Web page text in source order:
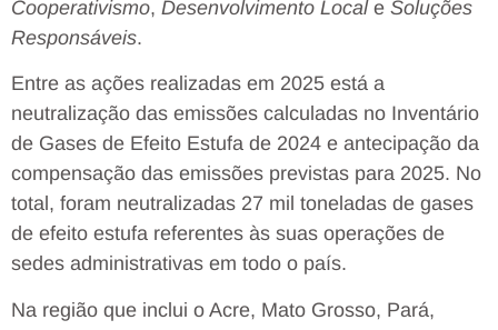
Cooperativismo, Desenvolvimento Local e Soluções
Responsáveis.
Entre as ações realizadas em 2025 está a
neutralização das emissões calculadas no Inventário
de Gases de Efeito Estufa de 2024 e antecipação da
compensação das emissões previstas para 2025. No
total, foram neutralizadas 27 mil toneladas de gases
de efeito estufa referentes às suas operações de
sedes administrativas em todo o país.
Na região que inclui o Acre, Mato Grosso, Pará,